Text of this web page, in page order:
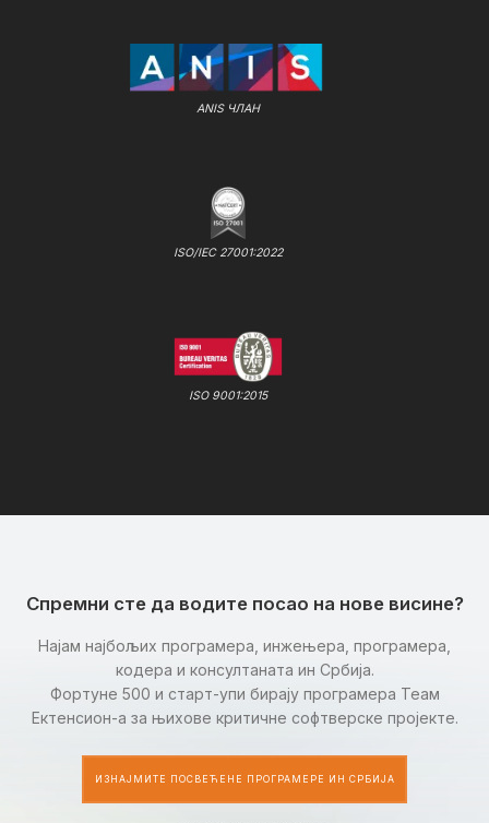
ANIS ЧЛАН
ISO/IEC 27001:2022
ISO 9001:2015
Спремни сте да водите посао на нове висине?
Најам најбољих програмера, инжењера, програмера,
кодера и консултаната ин Србија.
Фортуне 500 и старт-упи бирају програмера Теам
Ектенсион-а за њихове критичне софтверске пројекте.
ИЗНАЈМИТЕ ПОСВЕЋЕНЕ ПРОГРАМЕРЕ ИН СРБИЈА